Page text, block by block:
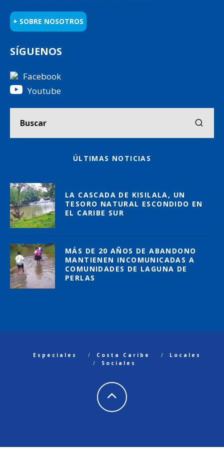
+ SOBRE NOSOTROS
SÍGUENOS
Facebook
Youtube
ÚLTIMAS NOTICIAS
LA CASCADA DE KISILALA, UN
TESORO NATURAL ESCONDIDO EN
EL CARIBE SUR
MÁS DE 20 AÑOS DE ABANDONO
MANTIENEN INCOMUNICADAS A
COMUNIDADES DE LAGUNA DE
PERLAS
Especiales Costa Caribe
Locales
Sociales